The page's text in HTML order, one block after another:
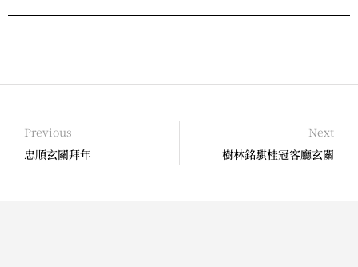
Previous
忠順玄關拜年
Next
樹林銘騏桂冠客廳玄關